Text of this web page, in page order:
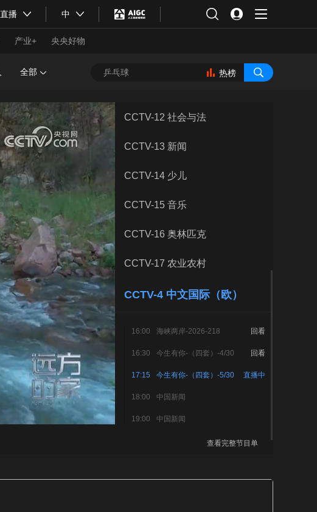
播 中
产业+ 央央好物
网球 综合体育 亚冬会
龄 阅读 艺术 汽车 数智 5G 产业+
海洋 时尚 天气 才艺
全部 热榜
CCTV-9 纪录
CCTV-12 社会与法
CCTV-13 新闻
CCTV-14 少儿
CCTV-15 音乐
CCTV-16 奥林匹克
CCTV-17 农业农村
CCTV-4 中文国际（欧）
16:00 海峡两岸-2026-218 回看
16:30 今生有你-（四套）-4/30 回看
17:15 今生有你-（四套）-5/30 直播中
18:00 中国新闻
19:00 中国新闻
查看完整节目单